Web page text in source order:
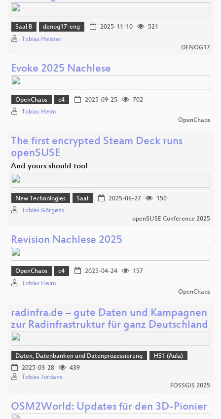
Saal B denog17-eng 2025-11-10
521
Tobias Heister
DENOG17
Evoke 2025 Nachlese
OpenChaos c4 2025-09-25
702
Tobias Heim
OpenChaos
The first encrypted Steam Deck runs
openSUSE
And yours should too!
New Technologies Saal 2025-06-27
150
Tobias Görgens
openSUSE Conference 2025
Revision Nachlese 2025
OpenChaos c4 2025-04-24
157
Tobias Heim
OpenChaos
radinfra.de – gute Daten und Kampagnen
zur Radinfrastruktur für ganz Deutschland
Daten, Datenbanken und Datenprozessierung
HS1 (Aula)
2025-03-28
439
Tobias Jordans
FOSSGIS 2025
OSM2World: Updates für den 3D-Pionier